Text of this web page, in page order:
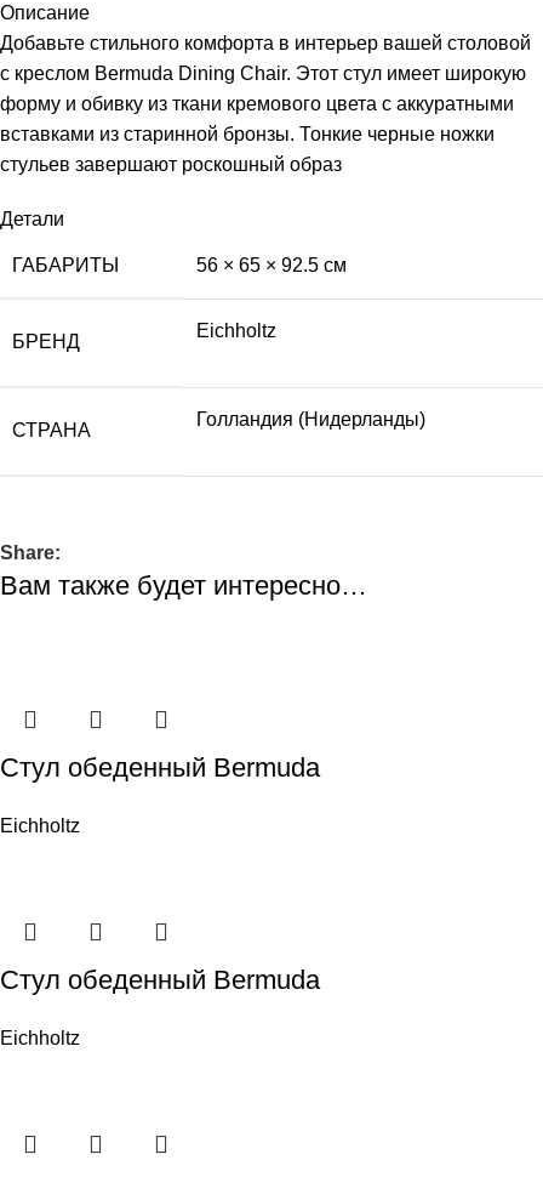
Описание
Добавьте стильного комфорта в интерьер вашей столовой
с креслом Bermuda Dining Chair. Этот стул имеет широкую
форму и обивку из ткани кремового цвета с аккуратными
вставками из старинной бронзы. Тонкие черные ножки
стульев завершают роскошный образ
Детали
ГАБАРИТЫ 56 × 65 × 92.5 см
БРЕНД
Eichholtz
СТРАНА
Голландия (Нидерланды)
Share:
Вам также будет интересно…
Стул обеденный Bermuda
Eichholtz
Стул обеденный Bermuda
Eichholtz